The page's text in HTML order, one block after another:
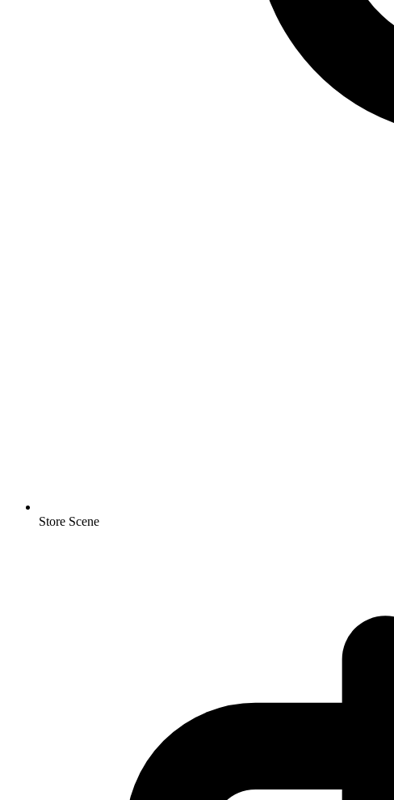
Store Scene